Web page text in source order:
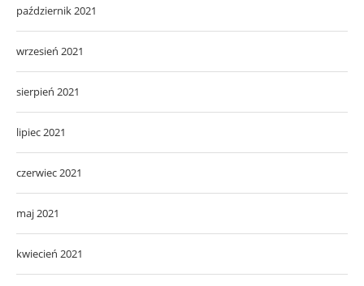
październik 2021
wrzesień 2021
sierpień 2021
lipiec 2021
czerwiec 2021
maj 2021
kwiecień 2021